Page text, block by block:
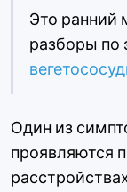
Это ранний
разборы по
Один из
проявляются